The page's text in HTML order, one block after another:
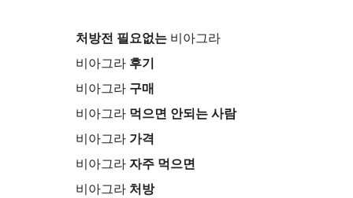
처방전 필요없는 비아그라
비아그라 후기
비아그라 구매
비아그라 먹으면 안되는 사람
비아그라 가격
비아그라자주 먹으면
비아그라 처방